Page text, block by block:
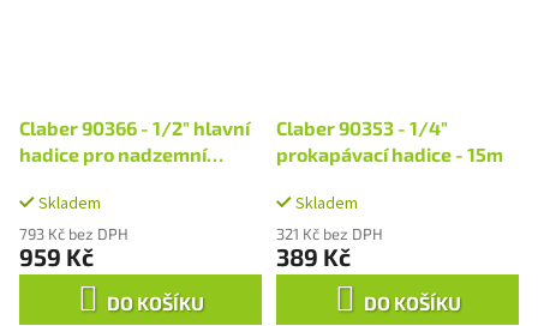
Claber 90366 - 1/2" hlavní
hadice pro nadzemní
Skladem
793 Kč bez DPH
959 Kč
DO KOŠÍKU
Claber 90353 - 1/4"
prokapávací hadice - 15m
Skladem
321 Kč bez DPH
389 Kč
DO KOŠÍKU